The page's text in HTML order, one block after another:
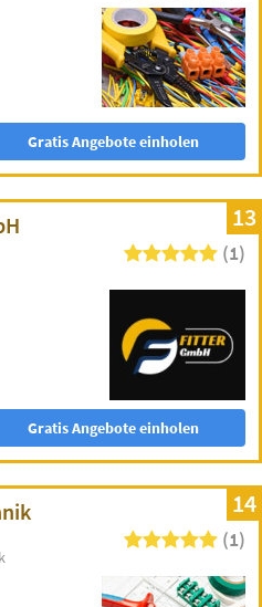
Gratis Angebote einholen
13
(1)
Gratis Angebote einholen
14
(1)